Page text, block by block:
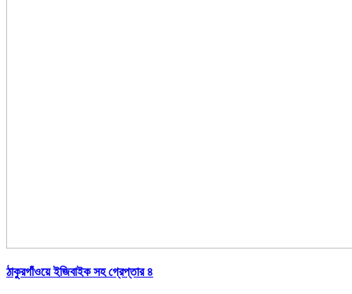
ঠাকুরগাঁওয়ে ইজিবাইক সহ গ্রেপ্তার ৪